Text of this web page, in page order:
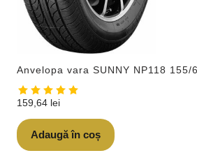
Anvelopa vara SUNNY NP118 155/
159,64 lei
Adaugă în coș